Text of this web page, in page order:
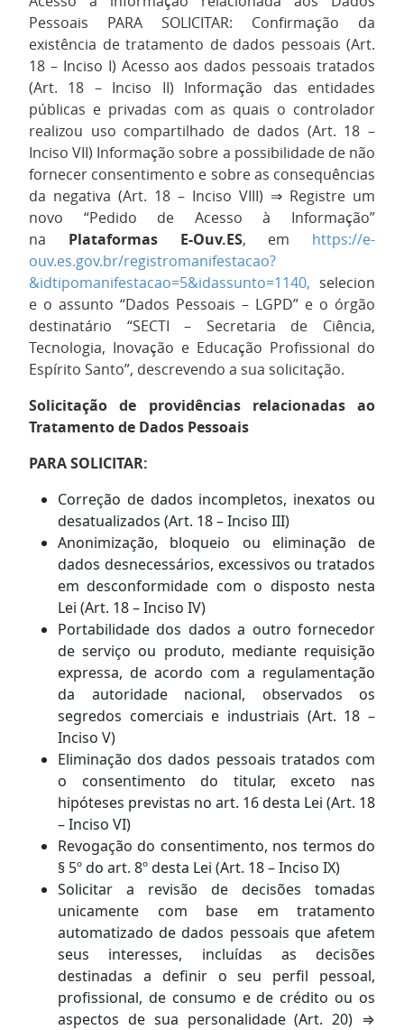
Pessoais PARA SOLICITAR: Confirmação da
existência de tratamento de dados pessoais (Art.
18 – Inciso I) Acesso aos dados pessoais tratados
(Art. 18 – Inciso II) Informação das entidades
públicas e privadas com as quais o controlador
realizou uso compartilhado de dados (Art. 18 –
Inciso VII) Informação sobre a possibilidade de não
fornecer consentimento e sobre as consequências
da negativa (Art. 18 – Inciso VIII) ⇒ Registre um
novo “Pedido de Acesso à Informação”
na Plataformas E-Ouv.ES, em https://e-
ouv.es.gov.br/registromanifestacao?
&idtipomanifestacao=5&idassunto=1140, selecion
e o assunto “Dados Pessoais – LGPD” e o órgão
destinatário “SECTI – Secretaria de Ciência,
Tecnologia, Inovação e Educação Profissional do
Espírito Santo”, descrevendo a sua solicitação.
Solicitação de providências relacionadas ao
Tratamento de Dados Pessoais
PARA SOLICITAR:
Correção de dados incompletos, inexatos ou
desatualizados (Art. 18 – Inciso III)
Anonimização, bloqueio ou eliminação de
dados desnecessários, excessivos ou tratados
em desconformidade com o disposto nesta
Lei (Art. 18 – Inciso IV)
Portabilidade dos dados a outro fornecedor
de serviço ou produto, mediante requisição
expressa, de acordo com a regulamentação
da autoridade nacional, observados os
segredos comerciais e industriais (Art. 18 –
Inciso V)
Eliminação dos dados pessoais tratados com
o consentimento do titular, exceto nas
hipóteses previstas no art. 16 desta Lei (Art. 18
– Inciso VI)
Revogação do consentimento, nos termos do
§ 5º do art. 8º desta Lei (Art. 18 – Inciso IX)
Solicitar a revisão de decisões tomadas
unicamente com base em tratamento
automatizado de dados pessoais que afetem
seus interesses, incluídas as decisões
destinadas a definir o seu perfil pessoal,
profissional, de consumo e de crédito ou os
aspectos de sua personalidade (Art. 20) ⇒